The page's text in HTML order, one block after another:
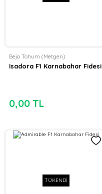
Bejo Tohum (Metgen)
Isadora F1 Karnabahar Fidesi
0,00 TL
TÜKENDİ